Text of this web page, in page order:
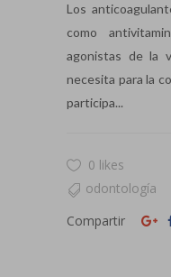
Los
como
agonistas de la
necesita para la
participa...
0 likes
odontología
Compartir